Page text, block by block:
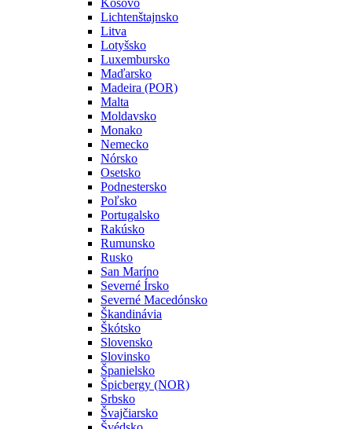
Kosovo
Lichtenštajnsko
Litva
Lotyšsko
Luxembursko
Maďarsko
Madeira (POR)
Malta
Moldavsko
Monako
Nemecko
Nórsko
Osetsko
Podnestersko
Poľsko
Portugalsko
Rakúsko
Rumunsko
Rusko
San Maríno
Severné Írsko
Severné Macedónsko
Škandinávia
Škótsko
Slovensko
Slovinsko
Španielsko
Špicbergy (NOR)
Srbsko
Švajčiarsko